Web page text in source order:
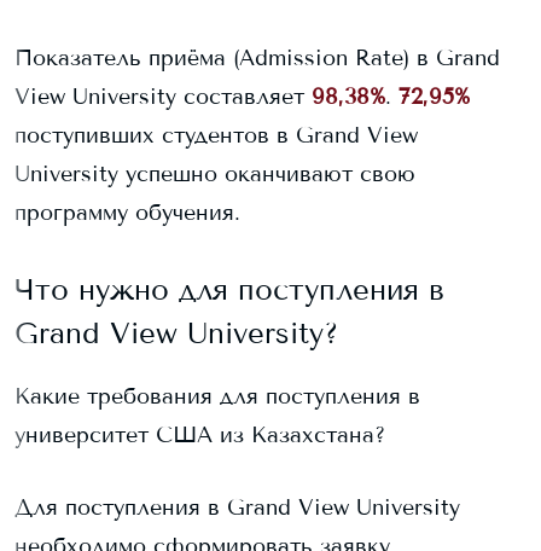
Показатель приёма (Admission Rate) в Grand
View University составляет 98,38%. 72,95%
поступивших студентов в Grand View
University успешно оканчивают свою
программу обучения.
Что нужно для поступления в
Grand View University?
Какие требования для поступления в
университет США из Казахстана?
Для поступления в Grand View University